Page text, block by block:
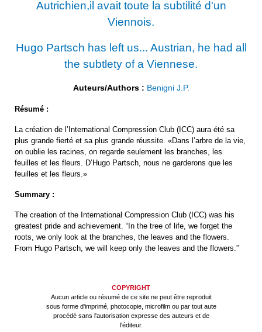
Autrichien,il avait toute la subtilité d'un
Viennois.
Hugo Partsch has left us... Austrian, he had all
the subtlety of a Viennese.
Auteurs/Authors : Benigni J.P.
Résumé :
La création de l’International Compression Club (ICC) aura été sa
plus grande fierté et sa plus grande réussite. «Dans l’arbre de la vie,
on oublie les racines, on regarde seulement les branches, les
feuilles et les fleurs. D’Hugo Partsch, nous ne garderons que les
feuilles et les fleurs.»
Summary :
The creation of the International Compression Club (ICC) was his
greatest pride and achievement. “In the tree of life, we forget the
roots, we only look at the branches, the leaves and the flowers.
From Hugo Partsch, we will keep only the leaves and the flowers.”
COPYRIGHT
Aucun article ou résumé de ce site ne peut être reproduit
sous forme d'imprimé, photocopie, microfilm ou par tout aute
procédé sans l'autorisation expresse des auteurs et de
l'éditeur.